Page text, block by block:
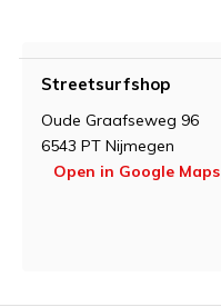
Streetsurfshop
Oude Graafseweg 96
6543 PT Nijmegen
Open in Google Maps